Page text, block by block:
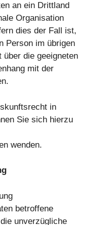
an ein Drittland
Organisation
dies der Fall ist,
Person im übrigen
die geeigneten
mit der
in
Sie sich hierzu
wenden.
betroffene
unverzügliche